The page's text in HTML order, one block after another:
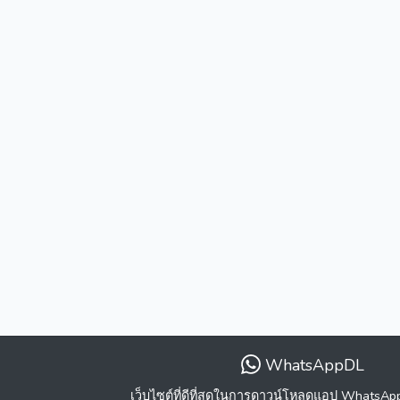
WhatsAppDL
เว็บไซต์ที่ดีที่สุดในการดาวน์โหลดแอป